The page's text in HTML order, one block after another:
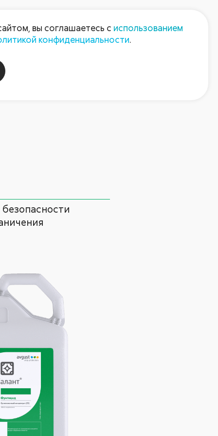
Пресс-центр Контакты
вы соглашаетесь с использованием
конфиденциальности.